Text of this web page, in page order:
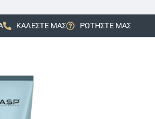
ΚΑΛΕΣΤΕ ΜΑΣ ΡΩΤΗΣΤΕ ΜΑΣ